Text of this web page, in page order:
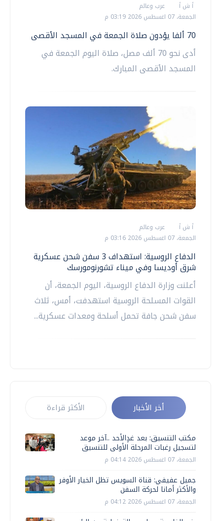
أ ش أ
عرب وعالم
الجمعة، 07 اغسطس 2026 03:19 م
70 ألفا يؤدون صلاة الجمعة في المسجد الأقصى
أدى نحو 70 ألف مصل، صلاة اليوم الجمعة في
المسجد الأقصى المبارك.
أ ش أ
عرب وعالم
الجمعة، 07 اغسطس 2026 03:16 م
الدفاع الروسية: استهداف 3 سفن شحن عسكرية
شرق أوديسا وفي ميناء تشورنومورسك
أعلنت وزارة الدفاع الروسية، اليوم الجمعة، أن
القوات المسلحة الروسية استهدفت، أمس، ثلاث
سفن شحن جافة تحمل أسلحة ومعدات عسكرية...
أخر الأخبار الأكثر قراءة
مكتب التنسيق: بعد غدٍالأحد ..آخر موعد
لتسجيل رغبات المرحلة الأولى للتنسيق
الجمعة، 07 اغسطس 2026 04:14 م
جميل عفيفي: ​قناة السويس تظل الخيار الأوفر
والأكثر أمانا لحركة السفن
الجمعة، 07 اغسطس 2026 04:12 م